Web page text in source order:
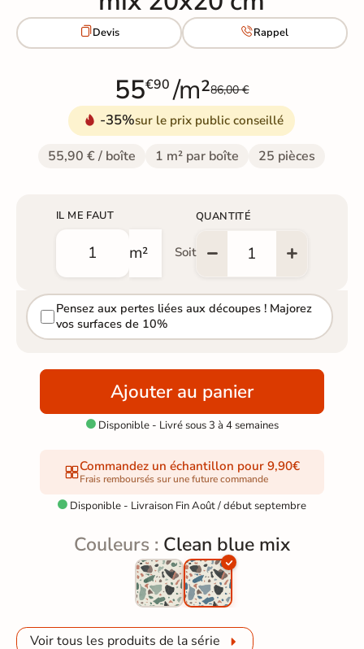
Devis Rappel
55€90 /m²86,00 €
-35%sur le prix public conseillé
55,90 € / boîte 1 m² par boîte 25 pièces
IL ME FAUT
m² Soit
QUANTITÉ
Pensez aux pertes liées aux découpes ! Majorez
vos surfaces de 10%
Ajouter au panier
Disponible - Livré sous 3 à 4 semaines
Commandez un échantillon pour 9,90€
Frais remboursés sur une future commande
 Disponible - Livraison Fin Août / début septembre
Couleurs : Clean blue mix
Voir tous les produits de la série